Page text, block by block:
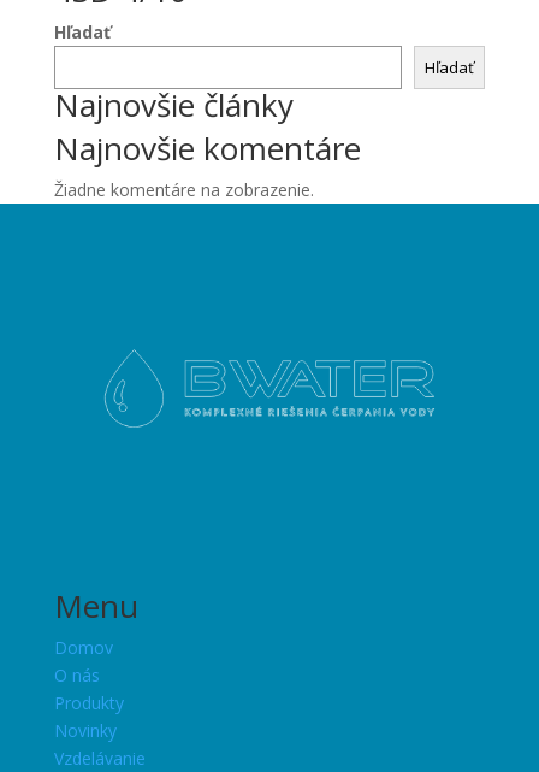
Hľadať
Hľadať
Najnovšie články
Najnovšie komentáre
Žiadne komentáre na zobrazenie.
Menu
Domov
O nás
Produkty
Novinky
Vzdelávanie